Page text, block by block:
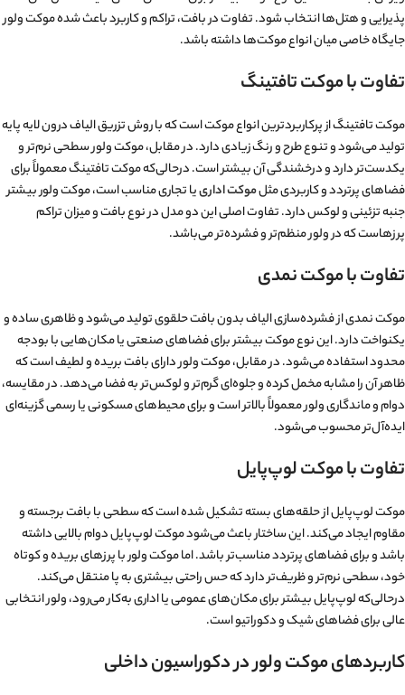
پذیرایی و هتل‌ها انتخاب شود. تفاوت در بافت، تراکم و کاربرد باعث شده موکت ولور
جایگاه خاصی میان انواع موکت‌ها داشته باشد.
تفاوت با موکت تافتینگ
موکت تافتینگ از پرکاربردترین انواع موکت است که با روش تزریق الیاف درون لایه پایه
تولید می‌شود و تنوع طرح و رنگ زیادی دارد. در مقابل، موکت ولور سطحی نرم‌تر و
یکدست‌تر دارد و درخشندگی آن بیشتر است. درحالی‌که موکت تافتینگ معمولاً برای
فضاهای پرتردد و کاربردی مثلموکت ادارییا تجاری مناسب است، موکت ولور بیشتر
جنبه تزئینی و لوکس دارد. تفاوت اصلی این دو مدل در نوع بافت و میزان تراکم
پرزهاست که در ولور منظم‌تر و فشرده‌تر می‌باشد.
تفاوت با موکت نمدی
موکت نمدی از فشرده‌سازی الیاف بدون بافت حلقوی تولید می‌شود و ظاهری ساده و
یکنواخت دارد. این نوع موکت بیشتر برای فضاهای صنعتی یا مکان‌هایی با بودجه
محدود استفاده می‌شود. در مقابل، موکت ولور دارای بافت بریده و لطیف است که
ظاهر آن را مشابه مخمل کرده و جلوه‌ای گرم‌تر و لوکس‌تر به فضا می‌دهد. در مقایسه،
دوام و ماندگاری ولور معمولاً بالاتر است و برای محیط‌های مسکونی یا رسمی گزینه‌ای
ایده‌آل‌تر محسوب می‌شود.
تفاوت با موکت لوپ‌پایل
موکت لوپ‌پایل از حلقه‌های بسته تشکیل شده است که سطحی با بافت برجسته و
مقاوم ایجاد می‌کند. این ساختار باعث می‌شود موکت لوپ‌پایل دوام بالایی داشته
باشد و برای فضاهای پرتردد مناسب‌تر باشد. اما موکت ولور با پرزهای بریده و کوتاه
خود، سطحی نرم‌تر و ظریف‌تر دارد که حس راحتی بیشتری به پا منتقل می‌کند.
درحالی‌که لوپ‌پایل بیشتر برای مکان‌های عمومی یا اداری به‌کار می‌رود، ولور انتخابی
عالی برای فضاهای شیک و دکوراتیو است.
کاربردهای موکت ولور در دکوراسیون داخلی